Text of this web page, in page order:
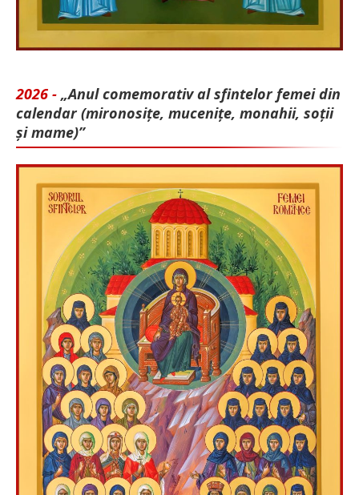
2026 - „Anul comemorativ al sfintelor femei din
calendar (mironosițe, mu­cenițe, monahii, soții
și mame)”